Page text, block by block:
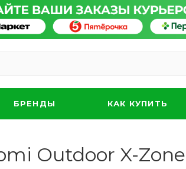
БРЕНДЫ КАК КУПИТЬ
Outdoor X-